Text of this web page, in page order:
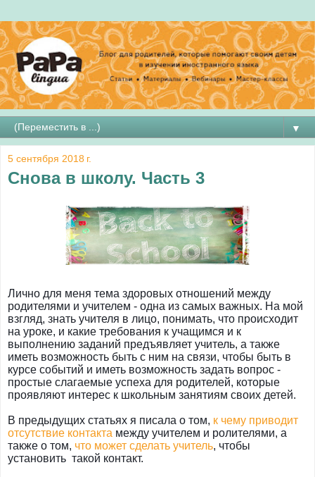
▼
5 сентября 2018 г.
Снова в школу. Часть 3
Лично для меня тема здоровых отношений между
родителями и учителем - одна из самых важных. На мой
взгляд, знать учителя в лицо, понимать, что происходит
на уроке, и какие требования к учащимся и к
выполнению заданий предъявляет учитель, а также
иметь возможность быть с ним на связи, чтобы быть в
курсе событий и иметь возможность задать вопрос -
простые слагаемые успеха для родителей, которые
проявляют интерес к школьным занятиям своих детей.
В предыдущих статьях я писала о том, к чему приводит
отсутствие контакта между учителем и ролителями, а
также о том, что может сделать учитель, чтобы
установить такой контакт.